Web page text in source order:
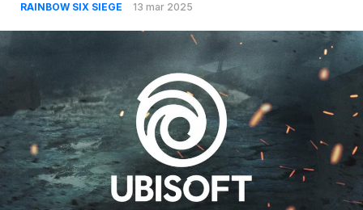
RAINBOW SIX SIEGE 13 mar 2025